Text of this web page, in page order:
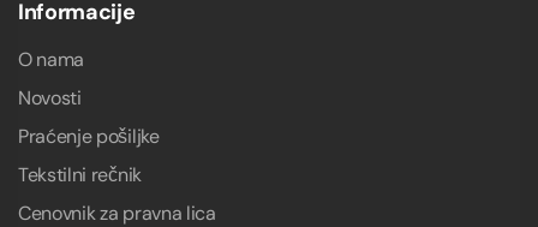
Informacije
O nama
Novosti
Praćenje pošiljke
Tekstilni rečnik
Cenovnik za pravna lica